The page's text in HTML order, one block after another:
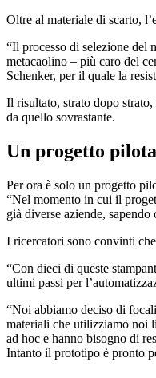
Oltre al materiale di scarto,
“Il processo di selezione del
metacaolino – più caro del
Schenker, per il quale la
Il risultato, strato dopo
da quello sovrastante.
Un progetto
Per ora è solo un progetto
“Nel momento in cui il
già diverse aziende,
I ricercatori sono convinti
“Con dieci di queste
ultimi passi per
“Noi abbiamo deciso di
materiali che utilizziamo noi
ad hoc e hanno bisogno di
Intanto il prototipo è pronto